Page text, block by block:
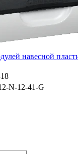
навесной
N-12-41-G